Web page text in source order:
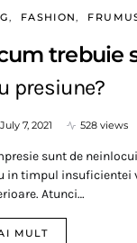
FASHION
trebuie
presiune?
July 7, 2021 528 views
sunt de
in timpul insuficientei
Atunci…
MULT